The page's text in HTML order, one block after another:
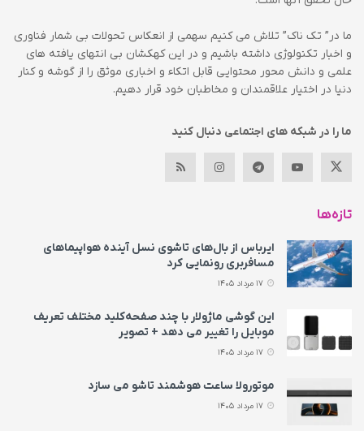
ما در” تک ناک” تلاش می کنیم سهمی از انعکاس تحولات بی شمار فناوری
و اخبار تکنولوژی داشته باشیم و در این کهکشان بی انتهای یافته های
علمی و دانش محور محتوایی قابل اتکاء و اخباری موثق را از گوشه و کنار
دنیا در اختیار علاقمندان و مخاطبان خود قرار دهیم.
ما را در شبکه های اجتماعی دنبال کنید
تازه‌ها
ایرباس از بال‌های تاشوی نسل آینده هواپیماهای
مسافربری رونمایی کرد
این گوشی ماژولار با چند صفحه‌کلید مختلف تعریف
موبایل را تغییر می‌ دهد + تصویر
موتورولا ساعت هوشمند تاشو می‌ سازد